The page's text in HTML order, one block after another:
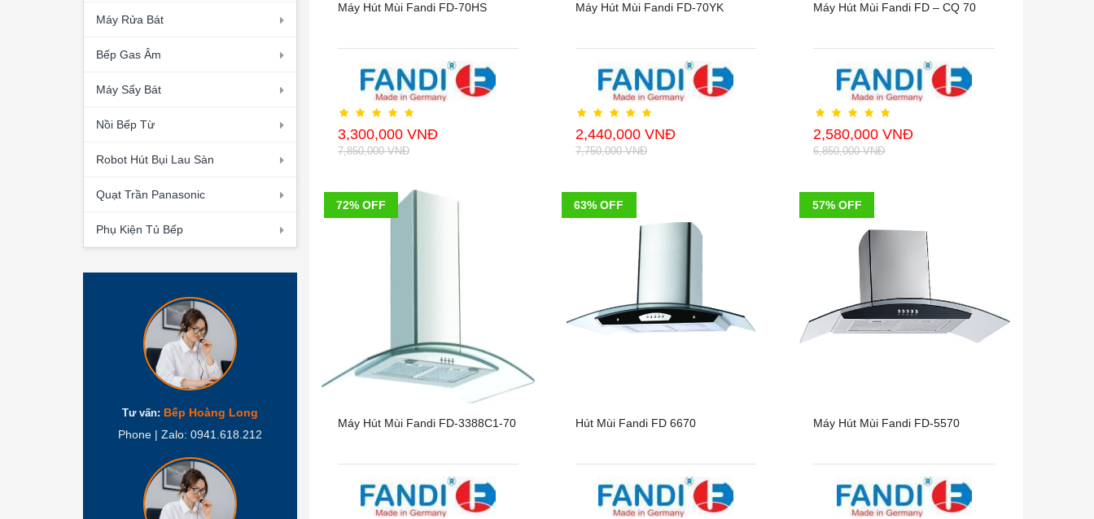
Máy Rửa Bát
Bếp Gas Âm
Máy Sấy Bát
Nồi Bếp Từ
Robot Hút Bụi Lau Sàn
Quạt Trần Panasonic
Phụ Kiện Tủ Bếp
Tư vấn: Bếp Hoàng Long
Phone | Zalo: 0941.618.212
Máy Hút Mùi Fandi FD-70HS
3,300,000 VNĐ
7,850,000 VNĐ
Máy Hút Mùi Fandi FD-70YK
2,440,000 VNĐ
7,750,000 VNĐ
Máy Hút Mùi Fandi FD – CQ 70
2,580,000 VNĐ
6,850,000 VNĐ
72% OFF
Máy Hút Mùi Fandi FD-3388C1-70
63% OFF
Hút Mùi Fandi FD 6670
57% OFF
Máy Hút Mùi Fandi FD-5570